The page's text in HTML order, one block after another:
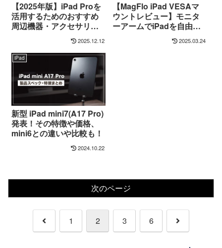
【2025年版】iPad Proを
活用するためのおすすめ
周辺機器・アクセサリー
2025.12.12
【MagFlo iPad VESAマ
ウントレビュー】モニタ
ーアームでiPadを自由に
レイアウト【ＷORLD2025.03.24
iPad
新型 iPad mini7(A17 Pro)
発表！その特徴や価格、
mini6との違いや比較も！
2024.10.22
次のページ
前
1 2 3 6
次